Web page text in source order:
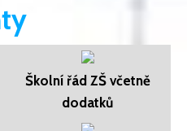
Školní řád ZŠ včetně
dodatků